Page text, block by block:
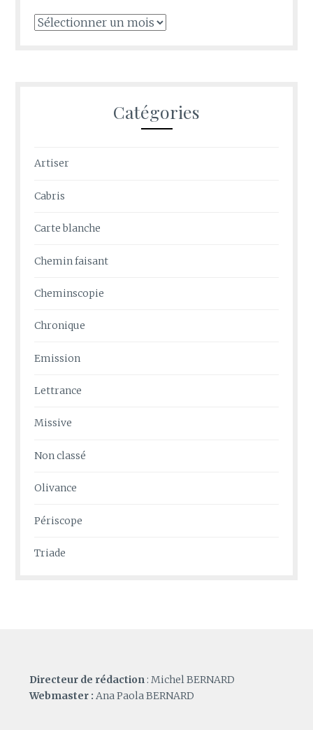
Archives
Catégories
Artiser
Cabris
Carte blanche
Chemin faisant
Cheminscopie
Chronique
Emission
Lettrance
Missive
Non classé
Olivance
Périscope
Triade
Directeur de rédaction : Michel BERNARD
Webmaster : Ana Paola BERNARD